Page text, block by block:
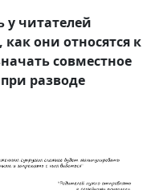
читателей
они относятся к
совместное
разводе